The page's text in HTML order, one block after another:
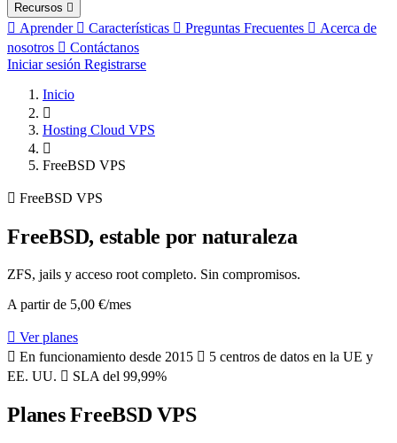
Recursos
Aprender Características Preguntas Frecuentes
Acerca de
nosotros
Contáctanos
Iniciar sesión Registrarse
Inicio
Hosting Cloud VPS
FreeBSD VPS
FreeBSD VPS
FreeBSD, estable por naturaleza
ZFS, jails y acceso root completo. Sin compromisos.
A partir de 5,00 €/mes
Ver planes
En funcionamiento desde 2015
5 centros de datos en la UE y
EE. UU.
SLA del 99,99%
Planes FreeBSD VPS